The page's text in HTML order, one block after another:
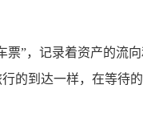
”，记录着资产的流向
的到达一样，在等待